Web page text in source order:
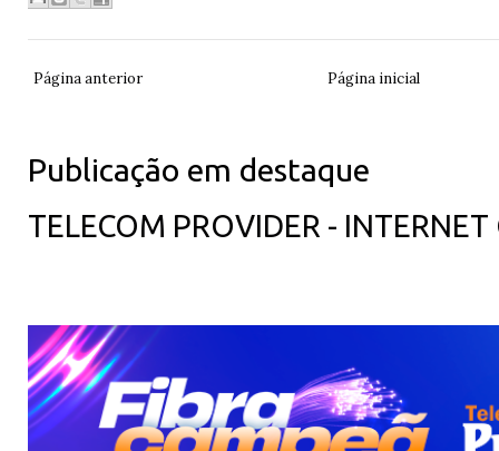
Página anterior Página inicial
Publicação em destaque
TELECOM PROVIDER -